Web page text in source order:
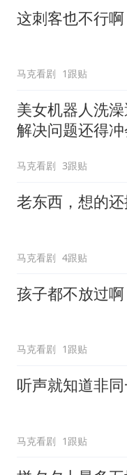
这刺客也不行啊
马克看剧 1跟贴
美女机器人洗澡
解决问题还得
马克看剧 3跟贴
老东西，想的
马克看剧 4跟贴
孩子都不放过啊
马克看剧 1跟贴
听声就知道非
马克看剧 1跟贴